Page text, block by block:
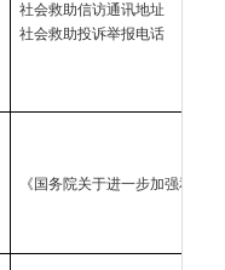
社会救助信访通讯地址
社会救助投诉举报电话
《国务院关于进一步加强和改